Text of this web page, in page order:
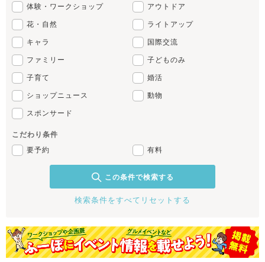
体験・ワークショップ アウトドア
花・自然 ライトアップ
キャラ 国際交流
ファミリー 子どものみ
子育て 婚活
ショップニュース 動物
スポンサード
こだわり条件
要予約
有料
この条件で検索する
検索条件をすべてリセットする